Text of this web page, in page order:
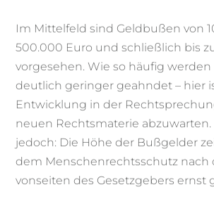
Im Mittelfeld sind Geldbußen von
500.000 Euro und schließlich bis
vorgesehen. Wie so häufig werden
deutlich geringer geahndet – hier
Entwicklung in der
neuen Rechtsmaterie abzuwarten.
jedoch: Die Höhe der Bußgelder
dem Menschenrechtsschutz nach
vonseiten des Gesetzgebers ernst